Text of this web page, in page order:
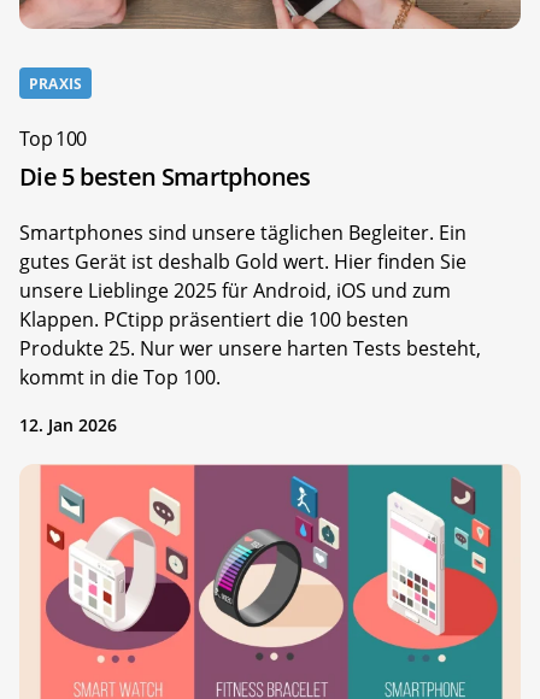
PRAXIS
Top 100
Die 5 besten Smartphones
Smartphones sind unsere täglichen Begleiter. Ein
gutes Gerät ist deshalb Gold wert. Hier finden Sie
unsere Lieblinge 2025 für Android, iOS und zum
Klappen. PCtipp präsentiert die 100 besten
Produkte 25. Nur wer unsere harten Tests besteht,
kommt in die Top 100.
12. Jan 2026